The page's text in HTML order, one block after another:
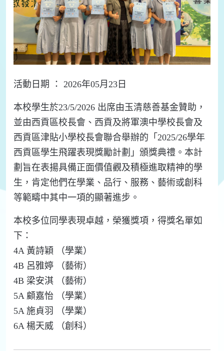
活動日期 ： 2026年05月23日
本校學生於23/5/2026 出席由玉清慈善基金贊助，
並由西貢區校長會、西貢及將軍澳中學校長會及
西貢區津貼小學校長會聯合舉辦的「2025/26學年
西貢區學生飛躍表現獎勵計劃」頒獎典禮。本計
劃旨在表揚具備正面價值觀及積極進取精神的學
生，肯定他們在學業、品行、服務、藝術或創科
等範疇中其中一項的顯著進步。
本校多位同學表現卓越，榮獲獎項，得獎名單如
下：
4A 黃詩穎 （學業）
4B 呂雅婷 （藝術）
4B 梁安淇 （藝術）
5A 顧嘉怡 （學業）
5A 施貞羽 （學業）
6A 楊天威 （創科）